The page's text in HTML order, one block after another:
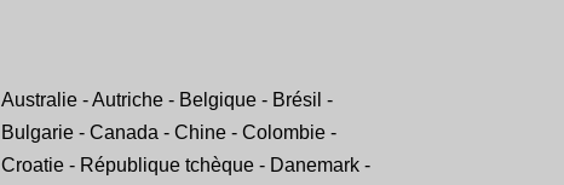
Australie - Autriche - Belgique - Brésil -
Bulgarie - Canada - Chine - Colombie -
Croatie - République tchèque - Danemark -
Swedish